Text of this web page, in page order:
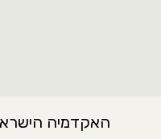
האקדמיה